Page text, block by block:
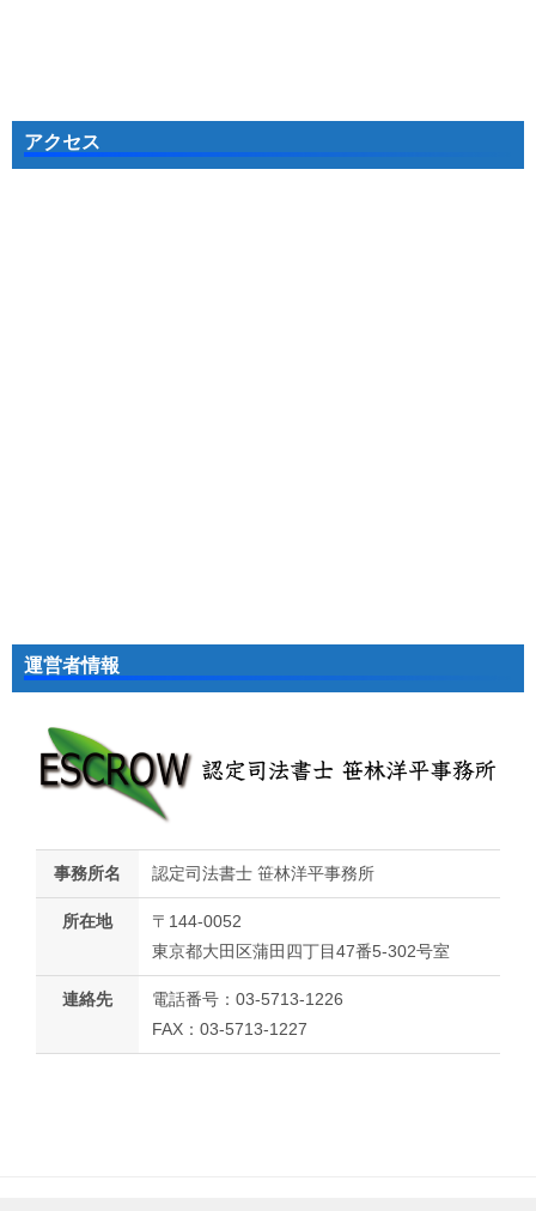
アクセス
運営者情報
事務所名 認定司法書士 笹林洋平事務所
所在地
〒144-0052
東京都大田区蒲田四丁目47番5-302号室
連絡先
電話番号：03-5713-1226
FAX：03-5713-1227